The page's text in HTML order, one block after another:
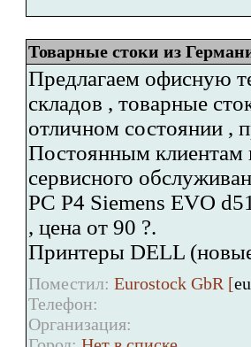
Товарные стоки из
Предлагаем офисную
складов , товарные
отличном состоянии ,
Постоянным клиентам
сервисного
PC P4 Siemens EVO
, цена от 90 ?.
Принтеры DELL
Поместил: Eurostock GbR [
Телефон:
Организация: